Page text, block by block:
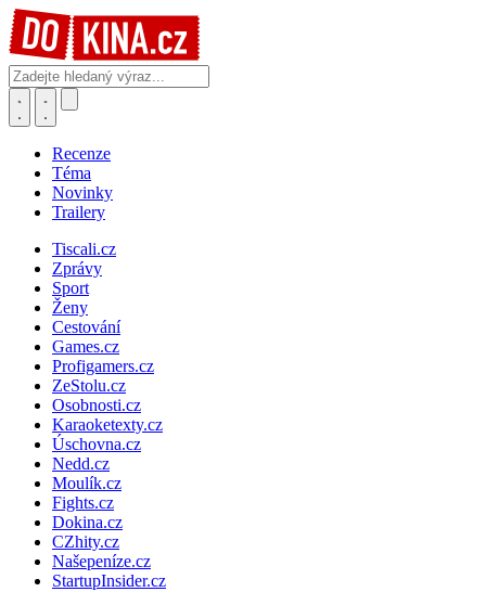
Recenze
Téma
Novinky
Trailery
Tiscali.cz
Zprávy
Sport
Ženy
Cestování
Games.cz
Profigamers.cz
ZeStolu.cz
Osobnosti.cz
Karaoketexty.cz
Úschovna.cz
Nedd.cz
Moulík.cz
Fights.cz
Dokina.cz
CZhity.cz
Našepeníze.cz
StartupInsider.cz